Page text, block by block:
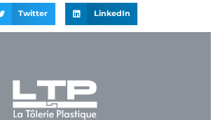
Twitter LinkedIn